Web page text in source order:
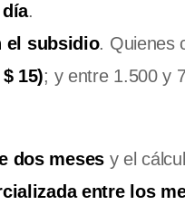
.
el subsidio. Quienes
15); y entre 1.500 y
dos meses y el
entre los